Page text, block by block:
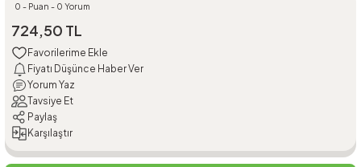
0 - Puan - 0 Yorum
724,50 TL
Fiyatı Düşünce Haber Ver
Yorum Yaz
Tavsiye Et
Paylaş
Karşılaştır